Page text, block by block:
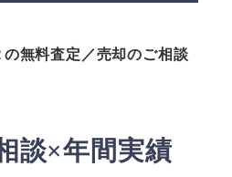
の無料査定／売却のご相談
談×年間実績